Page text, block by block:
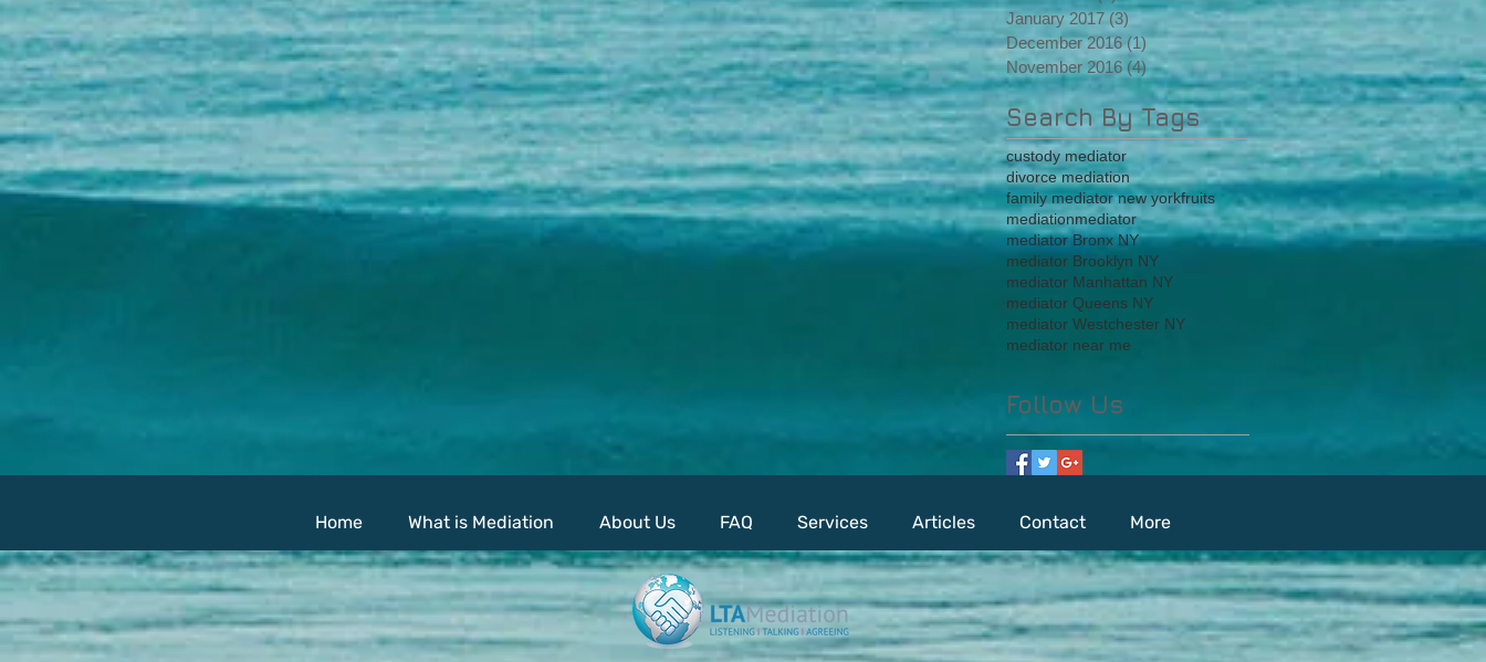
January 2017 (3)3 posts
December 2016 (1)1 post
November 2016 (4)4 posts
Search By Tags
custody mediator
divorce mediation
family mediator new yorkfruits
mediationmediator
mediator Bronx NY
mediator Brooklyn NY
mediator Manhattan NY
mediator Queens NY
mediator Westchester NY
mediator near me
Follow Us
Home What is Mediation About Us FAQ Services Articles Contact More